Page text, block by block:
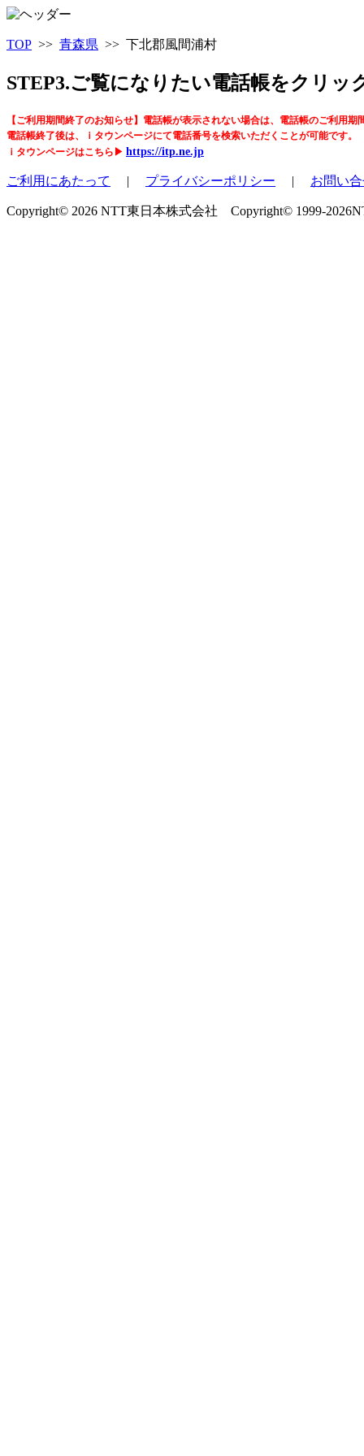
TOP >> 青森県 >> 下北郡風間浦村
STEP3.ご覧になりたい電話帳をクリッ
【ご利用期間終了のお知らせ】電話帳が表示されない場合は、電話帳のご利用期
電話帳終了後は、ｉタウンページにて電話番号を検索いただくことが可能です。
ｉタウンページはこちら▶ https://itp.ne.jp
ご利用にあたって | プライバシーポリシー | お問い
Copyright© 2026 NTT東日本株式会社 Copyright© 1999-